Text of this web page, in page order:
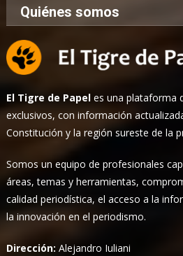
Quiénes somos
El Tigre de Papel es una plataforma
exclusivos, con información
Constitución y la región sureste de la
Somos un equipo de profesionales
áreas, temas y herramientas,
calidad periodística, el acceso a la
la innovación en el periodismo.
Dirección:Alejandro Iuliani